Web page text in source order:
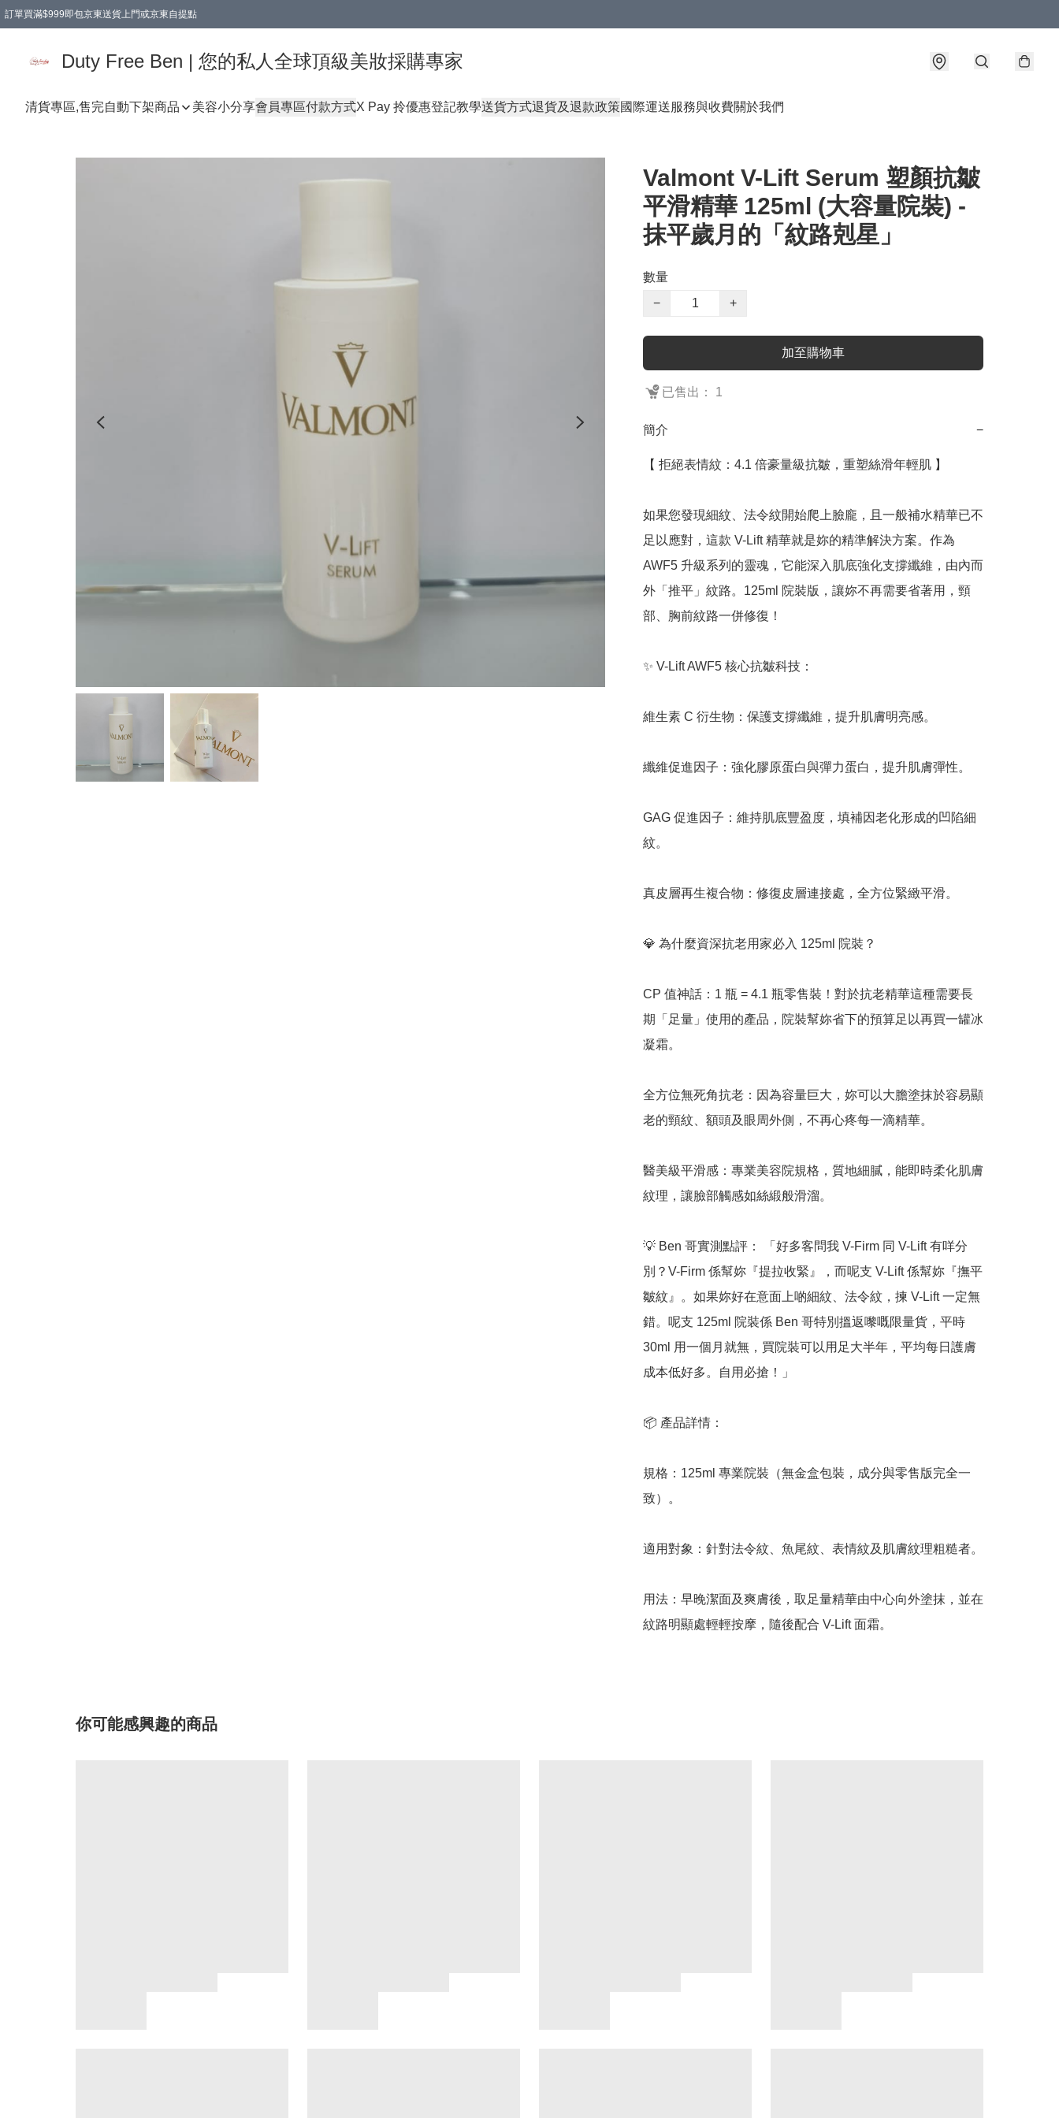
訂單買滿$999即包京東送貨上門或京東自提點
Duty Free Ben | 您的私人全球頂級美妝採購專家
清貨專區,售完自動下架商品 美容小分享會員專區付款方式X Pay 拎優惠登記教學送貨方式退貨及退款政策國際運送服務與收費關於我們
Valmont V-Lift Serum 塑顏抗皺
平滑精華 125ml (大容量院裝) -
抹平歲月的「紋路剋星」
數量
−
+
加至購物車
已售出： 1
簡介 −
【 拒絕表情紋：4.1 倍豪量級抗皺，重塑絲滑年輕肌 】
如果您發現細紋、法令紋開始爬上臉龐，且一般補水精華已不
足以應對，這款 V-Lift 精華就是妳的精準解決方案。作為
AWF5 升級系列的靈魂，它能深入肌底強化支撐纖維，由內而
外「推平」紋路。125ml 院裝版，讓妳不再需要省著用，頸
部、胸前紋路一併修復！
✨ V-Lift AWF5 核心抗皺科技：
維生素 C 衍生物：保護支撐纖維，提升肌膚明亮感。
纖維促進因子：強化膠原蛋白與彈力蛋白，提升肌膚彈性。
GAG 促進因子：維持肌底豐盈度，填補因老化形成的凹陷細
紋。
真皮層再生複合物：修復皮層連接處，全方位緊緻平滑。
💎 為什麼資深抗老用家必入 125ml 院裝？
CP 值神話：1 瓶 = 4.1 瓶零售裝！對於抗老精華這種需要長
期「足量」使用的產品，院裝幫妳省下的預算足以再買一罐冰
凝霜。
全方位無死角抗老：因為容量巨大，妳可以大膽塗抹於容易顯
老的頸紋、額頭及眼周外側，不再心疼每一滴精華。
醫美級平滑感：專業美容院規格，質地細膩，能即時柔化肌膚
紋理，讓臉部觸感如絲緞般滑溜。
💡 Ben 哥實測點評： 「好多客問我 V-Firm 同 V-Lift 有咩分
別？V-Firm 係幫妳『提拉收緊』，而呢支 V-Lift 係幫妳『撫平
皺紋』。如果妳好在意面上啲細紋、法令紋，揀 V-Lift 一定無
錯。呢支 125ml 院裝係 Ben 哥特別搵返嚟嘅限量貨，平時
30ml 用一個月就無，買院裝可以用足大半年，平均每日護膚
成本低好多。自用必搶！」
📦 產品詳情：
規格：125ml 專業院裝（無金盒包裝，成分與零售版完全一
致）。
適用對象：針對法令紋、魚尾紋、表情紋及肌膚紋理粗糙者。
用法：早晚潔面及爽膚後，取足量精華由中心向外塗抹，並在
你可能感興趣的商品